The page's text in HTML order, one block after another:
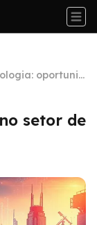
oportunid
setor de inov
setor de